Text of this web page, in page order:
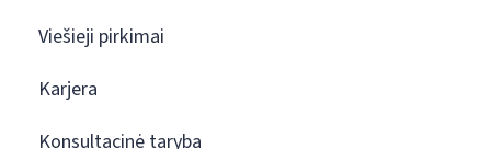
Viešieji pirkimai
Karjera
Konsultacinė taryba